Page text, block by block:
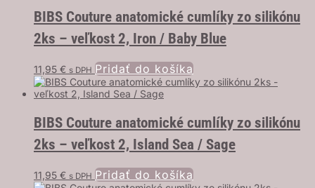
BIBS Couture anatomické cumlíky zo silikónu
2ks – veľkost 2, Iron / Baby Blue
11,95 € s DPH Pridať do košíka
BIBS Couture anatomické cumlíky zo silikónu
2ks – veľkost 2, Island Sea / Sage
11,95 € s DPH Pridať do košíka